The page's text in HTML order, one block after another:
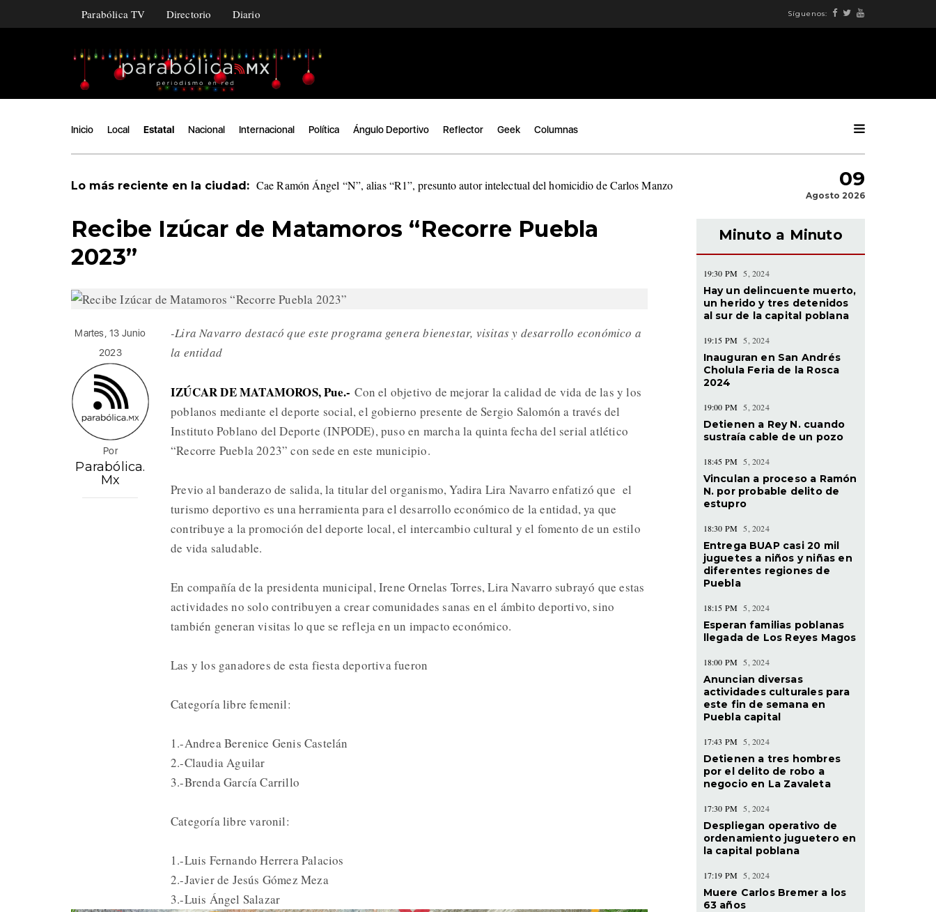
Parabólica TV Directorio Diario Síguenos:
Inicio Local Estatal Nacional Internacional Política Ángulo Deportivo Reflector Geek Columnas
Lo más reciente en la ciudad: Cae Ramón Ángel “N”, alias “R1”, presunto autor intelectual del homicidio de Carlos Manzo 09
Agosto 2026
Recibe Izúcar de Matamoros “Recorre Puebla
2023”
Martes, 13 Junio
2023
Por
Parabólica.
Mx
-Lira Navarro destacó que este programa genera bienestar, visitas y desarrollo económico a
la entidad
IZÚCAR DE MATAMOROS, Pue.- Con el objetivo de mejorar la calidad de vida de las y los
poblanos mediante el deporte social, el gobierno presente de Sergio Salomón a través del
Instituto Poblano del Deporte (INPODE), puso en marcha la quinta fecha del serial atlético
“Recorre Puebla 2023” con sede en este municipio.
Previo al banderazo de salida, la titular del organismo, Yadira Lira Navarro enfatizó que el
turismo deportivo es una herramienta para el desarrollo económico de la entidad, ya que
contribuye a la promoción del deporte local, el intercambio cultural y el fomento de un estilo
de vida saludable.
En compañía de la presidenta municipal, Irene Ornelas Torres, Lira Navarro subrayó que estas
actividades no solo contribuyen a crear comunidades sanas en el ámbito deportivo, sino
también generan visitas lo que se refleja en un impacto económico.
Las y los ganadores de esta fiesta deportiva fueron
Categoría libre femenil:
1.-Andrea Berenice Genis Castelán
2.-Claudia Aguilar
3.-Brenda García Carrillo
Categoría libre varonil:
1.-Luis Fernando Herrera Palacios
2.-Javier de Jesús Gómez Meza
3.-Luis Ángel Salazar
Minuto a Minuto
19:30 PM 5, 2024
Hay un delincuente muerto,
un herido y tres detenidos
al sur de la capital poblana
19:15 PM 5, 2024
Inauguran en San Andrés
Cholula Feria de la Rosca
2024
19:00 PM 5, 2024
Detienen a Rey N. cuando
sustraía cable de un pozo
18:45 PM 5, 2024
Vinculan a proceso a Ramón
N. por probable delito de
estupro
18:30 PM 5, 2024
Entrega BUAP casi 20 mil
juguetes a niños y niñas en
diferentes regiones de
Puebla
18:15 PM 5, 2024
Esperan familias poblanas
llegada de Los Reyes Magos
18:00 PM 5, 2024
Anuncian diversas
actividades culturales para
este fin de semana en
Puebla capital
17:43 PM 5, 2024
Detienen a tres hombres
por el delito de robo a
negocio en La Zavaleta
17:30 PM 5, 2024
Despliegan operativo de
ordenamiento juguetero en
la capital poblana
17:19 PM 5, 2024
Muere Carlos Bremer a los
63 años